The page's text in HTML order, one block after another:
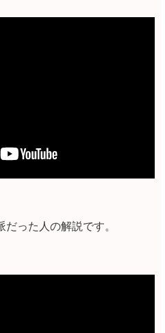
った人の解説です。